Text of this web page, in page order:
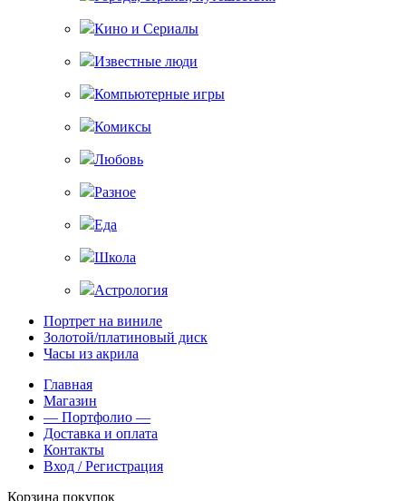
Кино и Сериалы
Известные люди
Компьютерные игры
Комиксы
Любовь
Разное
Еда
Школа
Астрология
Портрет на виниле
Золотой/платиновый диск
Часы из акрила
Главная
Магазин
— Портфолио —
Доставка и оплата
Контакты
Вход / Регистрация
Корзина покупок